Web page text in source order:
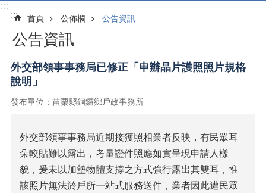
:::
:::
首頁 公佈欄 公告資訊
公告資訊
外交部領事事務局已修正「申辦晶片護照照片規格
說明」
發布單位：苗栗縣銅鑼鄉戶政事務所
外交部領事事務局近期接獲照相業者反映，有民眾耳
朵較貼難以露出，考量證件照應如實呈現申請人樣
貌，爰未以加墊物體支撐之方式強行露出其雙耳，惟
該照片無法於戶所一站式服務送件，業者因此遭民眾